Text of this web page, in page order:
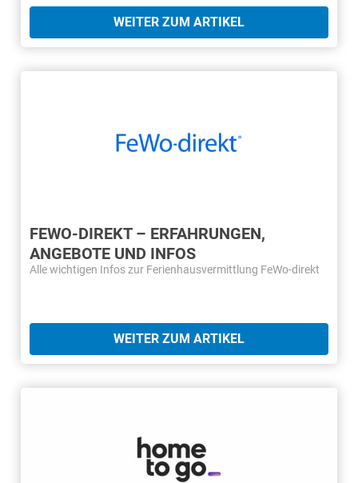
WEITER ZUM ARTIKEL
FEWO-DIREKT – ERFAHRUNGEN,
ANGEBOTE UND INFOS
Alle wichtigen Infos zur Ferienhausvermittlung FeWo-direkt
WEITER ZUM ARTIKEL